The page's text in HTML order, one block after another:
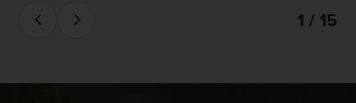
1 / 15